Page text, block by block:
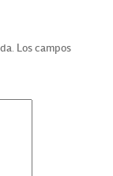
Los campos